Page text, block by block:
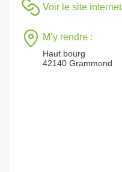
Voir le site internet
M’y rendre :
Haut bourg
42140 Grammond